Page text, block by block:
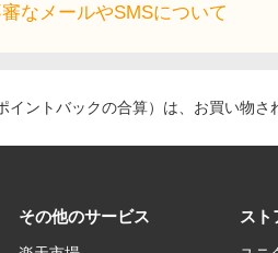
なメールやSMSについて
イントバックの合算）は、お買い物
その他のサービス スト